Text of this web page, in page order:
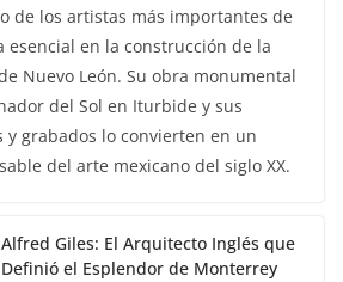
de los artistas más importantes de
esencial en la construcción de la
Nuevo León. Su obra monumental
del Sol en Iturbide y sus
y grabados lo convierten en un
del arte mexicano del siglo XX.
Alfred Giles: El Arquitecto Inglés que
Definió el Esplendor de Monterrey